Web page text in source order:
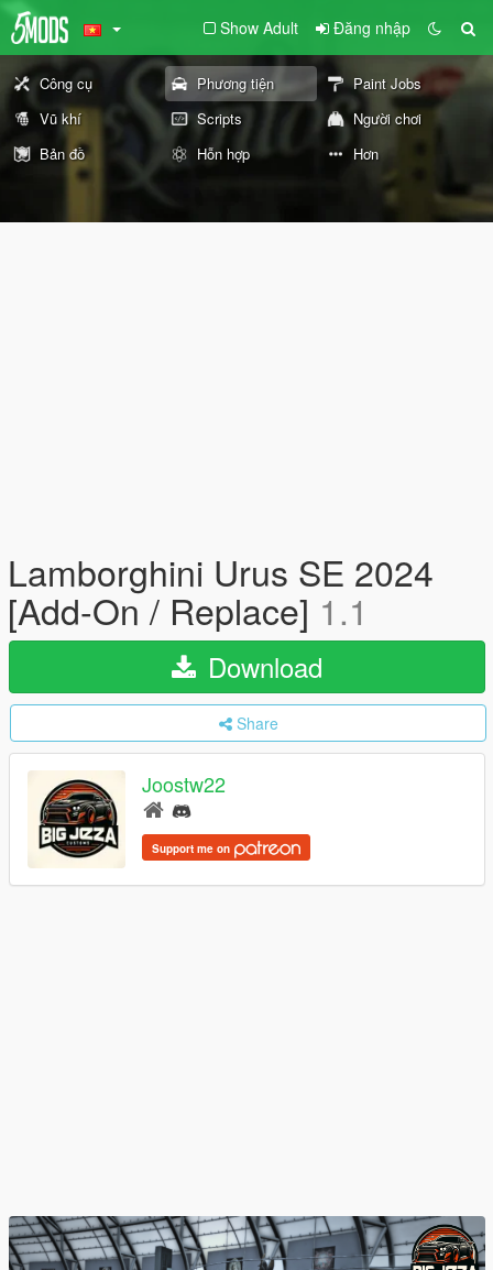
Show Adult Đăng nhập
Công cụ Phương tiện
Paint Jobs
Vũ khí
Scripts
Người chơi
Bản đồ
Hỗn hợp Hơn
Lamborghini Urus SE 2024
[Add-On / Replace] 1.1
Download
Share
Joostw22
Support me on